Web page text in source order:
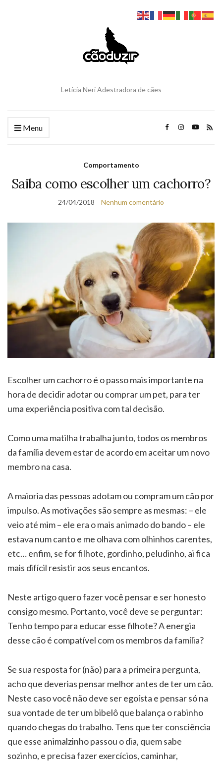
Letícia Neri Adestradora de cães
Menu
Comportamento
Saiba como escolher um cachorro?
24/04/2018 Nenhum comentário
Escolher um cachorro é o passo mais importante na
hora de decidir adotar ou comprar um pet, para ter
uma experiência positiva com tal decisão.
Como uma matilha trabalha junto, todos os membros
da família devem estar de acordo em aceitar um novo
membro na casa.
A maioria das pessoas adotam ou compram um cão por
impulso. As motivações são sempre as mesmas: – ele
veio até mim – ele era o mais animado do bando – ele
estava num canto e me olhava com olhinhos carentes,
etc… enfim, se for filhote, gordinho, peludinho, ai fica
mais difícil resistir aos seus encantos.
Neste artigo quero fazer você pensar e ser honesto
consigo mesmo. Portanto, você deve se perguntar:
Tenho tempo para educar esse filhote? A energia
desse cão é compatível com os membros da família?
Se sua resposta for (não) para a primeira pergunta,
acho que deverias pensar melhor antes de ter um cão.
Neste caso você não deve ser egoísta e pensar só na
sua vontade de ter um bibelô que balança o rabinho
quando chegas do trabalho. Tens que ter consciência
que esse animalzinho passou o dia, quem sabe
sozinho, e precisa fazer exercícios, caminhar,